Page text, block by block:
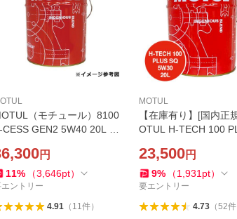
（モチュール）8100
CESS GEN2 5W40 20L 全
エンジンオイル [正規品]
円
11% （3,646pt）
ントリー
4.91（ 11件）
MOTUL
【在庫有り】[国内正
OTUL H-TECH 100
オイル モチュール NA自然吸
気 省燃費型 API SQ
F-6A
23,500円
9% （1,931 pt）
要エントリー
4.73（52件